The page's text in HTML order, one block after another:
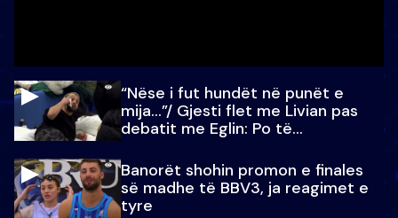
“Nëse i fut hundët në punët e
mija…”/ Gjesti flet me Livian pas
debatit me Eglin: Po të
Banorët shohin promon e finales
së madhe të BBV3, ja reagimet e
tyre